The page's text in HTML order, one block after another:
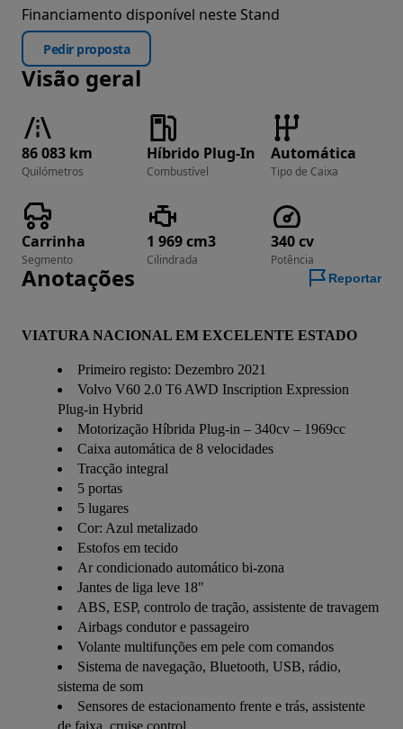
Financiamento disponível neste Stand
Pedir proposta
Visão geral
86 083 km
Quilómetros
Híbrido Plug-In
Combustível
Automática
Tipo de Caixa
Carrinha
Segmento
1 969 cm3
Cilindrada
340 cv
Potência
Anotações Reportar
VIATURA NACIONAL EM EXCELENTE ESTADO
Primeiro registo: Dezembro 2021
Volvo V60 2.0 T6 AWD Inscription Expression
Plug-in Hybrid
Motorização Híbrida Plug-in – 340cv – 1969cc
Caixa automática de 8 velocidades
Tracção integral
5 portas
5 lugares
Cor: Azul metalizado
Estofos em tecido
Ar condicionado automático bi-zona
Jantes de liga leve 18"
ABS, ESP, controlo de tração, assistente de travagem
Airbags condutor e passageiro
Volante multifunções em pele com comandos
Sistema de navegação, Bluetooth, USB, rádio,
sistema de som
Sensores de estacionamento frente e trás, assistente